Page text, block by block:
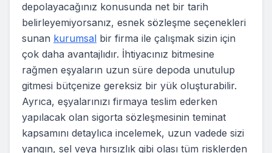
depolayacağınız konusunda net bir tarih
belirleyemiyorsanız, esnek sözleşme seçenekleri
sunan kurumsal bir firma ile çalışmak sizin için
çok daha avantajlıdır. İhtiyacınız bitmesine
rağmen eşyaların uzun süre depoda unutulup
gitmesi bütçenize gereksiz bir yük oluşturabilir.
Ayrıca, eşyalarınızı firmaya teslim ederken
yapılacak olan sigorta sözleşmesinin teminat
kapsamını detaylıca incelemek, uzun vadede sizi
yangın, sel veya hırsızlık gibi olası tüm risklerden